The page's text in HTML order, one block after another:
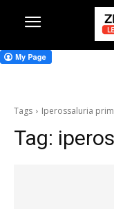
Tags Iperossaluria
Tag: